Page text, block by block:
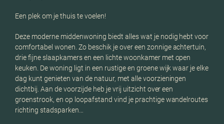
Een plek om je thuis te voelen!
Deze moderne middenwoning biedt alles wat je nodig hebt voor
comfortabel wonen. Zo beschik je over een zonnige achtertuin,
drie fijne slaapkamers en een lichte woonkamer met open
keuken. De woning ligt in een rustige en groene wijk waar je elke
dag kunt genieten van de natuur, met alle voorzieningen
dichtbij. Aan de voorzijde heb je vrij uitzicht over een
groenstrook, en op loopafstand vind je prachtige wandelroutes
richting stadsparken…